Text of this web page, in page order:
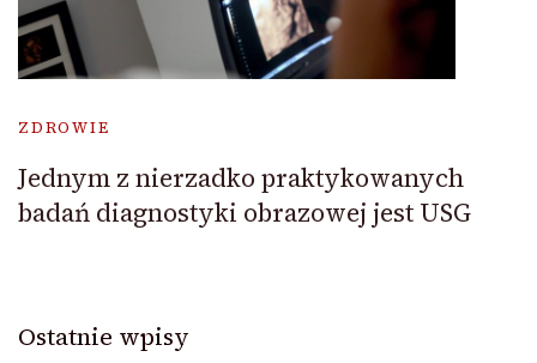
ZDROWIE
Jednym z nierzadko praktykowanych
badań diagnostyki obrazowej jest USG
Ostatnie wpisy